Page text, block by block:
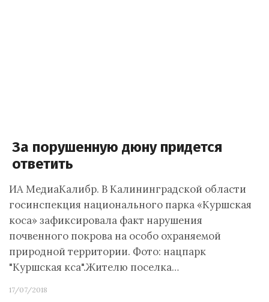
За порушенную дюну придется
ответить
ИА МедиаКалибр. В Калининградской области
госинспекция национального парка «Куршская
коса» зафиксировала факт нарушения
почвенного покрова на особо охраняемой
природной территории. Фото: нацпарк
"Куршская кса".Жителю поселка…
17/07/2018